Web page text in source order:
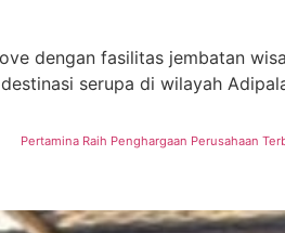
dengan fasilitas jembatan
serupa di wilayah
Pertamina Raih Penghargaan Perusahaan